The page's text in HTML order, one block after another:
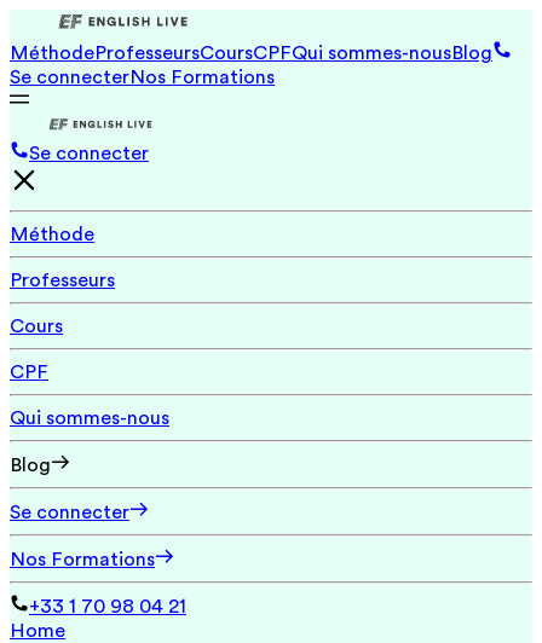
MéthodeProfesseursCoursCPFQui sommes-nousBlog
Se connecterNos Formations
Se connecter
Méthode
Professeurs
Cours
CPF
Qui sommes-nous
Blog
Se connecter
Nos Formations
+33 1 70 98 04 21
Home